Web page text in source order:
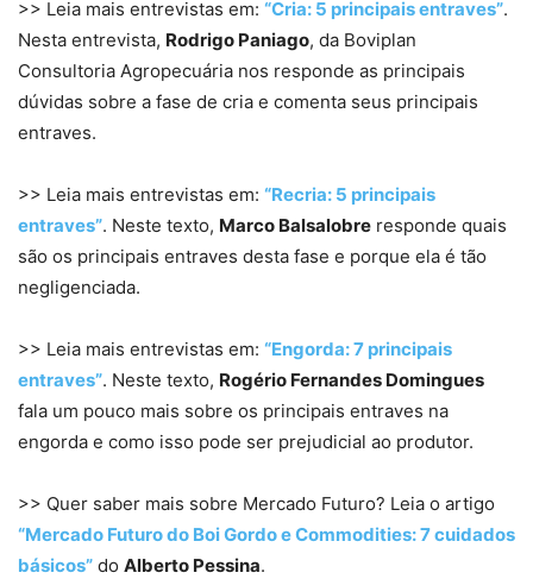
>> Leia mais entrevistas em: “Cria: 5 principais entraves”.
Nesta entrevista, Rodrigo Paniago, da Boviplan
Consultoria Agropecuária nos responde as principais
dúvidas sobre a fase de cria e comenta seus principais
entraves.
>> Leia mais entrevistas em: “Recria: 5 principais
entraves”. Neste texto, Marco Balsalobre responde quais
são os principais entraves desta fase e porque ela é tão
negligenciada.
>> Leia mais entrevistas em: “Engorda: 7 principais
entraves”. Neste texto, Rogério Fernandes Domingues
fala um pouco mais sobre os principais entraves na
engorda e como isso pode ser prejudicial ao produtor.
>> Quer saber mais sobre Mercado Futuro? Leia o artigo
“Mercado Futuro do Boi Gordo e Commodities: 7 cuidados
básicos” do Alberto Pessina.